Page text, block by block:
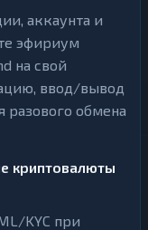
аккаунта и
эфириум
на свой
ввод/вывод
разового обмена
криптовалюты
KYC при